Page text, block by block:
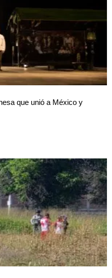
que unió a México y